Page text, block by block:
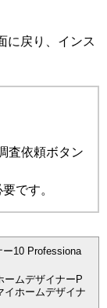
に戻り、インス
査依頼ボタン
です。
ー10 Professiona
ームデザイナーP
イホームデザイナ